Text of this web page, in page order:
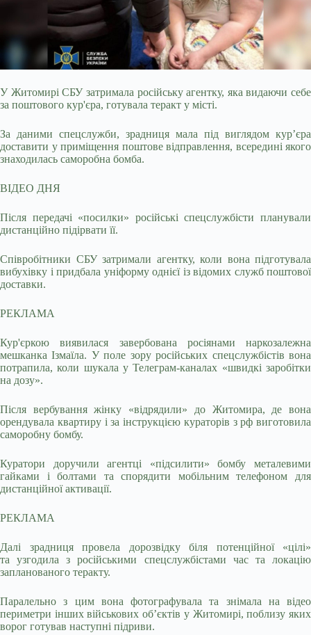
У Житомирі СБУ затримала російську агентку, яка видаючи себе
за поштового кур'єра, готувала теракт у місті.
За даними спецслужби, зрадниця мала під виглядом кур’єра
доставити у приміщення поштове відправлення, всередині якого
знаходилась саморобна бомба.
ВІДЕО ДНЯ
Після передачі «посилки» російські спецслужбісти планували
дистанційно підірвати її.
Співробітники СБУ затримали агентку, коли вона підготувала
вибухівку і придбала уніформу однієї із відомих служб поштової
доставки.
РЕКЛАМА
Кур'єркою виявилася завербована росіянами наркозалежна
мешканка Ізмаїла. У поле зору російських спецслужбістів вона
потрапила, коли шукала у Телеграм-каналах «швидкі заробітки
на дозу».
Після вербування жінку «відрядили» до Житомира, де вона
орендувала квартиру і за інструкцією кураторів з рф виготовила
саморобну бомбу.
Куратори доручили агентці «підсилити» бомбу металевими
гайками і болтами та спорядити мобільним телефоном для
дистанційної активації.
РЕКЛАМА
Далі зрадниця провела дорозвідку біля потенційної «цілі»
та узгодила з російськими спецслужбістами час та локацію
запланованого теракту.
Паралельно з цим вона фотографувала та знімала на відео
периметри інших військових об’єктів у Житомирі, поблизу яких
ворог готував наступні підриви.